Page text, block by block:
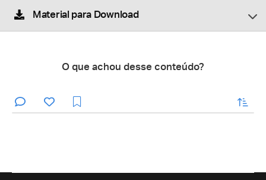
Material para Download
O que achou desse conteúdo?
enviar